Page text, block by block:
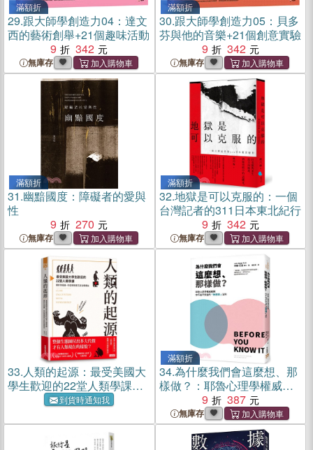
滿額折
29.跟大師學創造力04：達文
西的藝術創舉+21個趣味活動
9
342
無庫存
滿額折
30.跟大師學創造力05：貝多
芬與他的音樂+21個創意實驗
9
342
無庫存
滿額折
31.幽黯國度：障礙者的愛與
性
9
270
無庫存
滿額折
32.地獄是可以克服的：一個
台灣記者的311日本東北紀行
9
342
無庫存
33.人類的起源：最受美國大
學生歡迎的22堂人類學課，
關於你是誰、你從哪裡來又
到貨時通知我
滿額折
34.為什麼我們會這麼想、那
樣做？：耶魯心理學權威揭
開你不能不知道的「無意
識」法則，教你利用「無」
的力量自動達成目標，解決
所有問題！
9 387
無庫存